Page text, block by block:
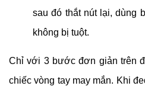
sau đó thắt nút lại, dùng
không bị tuột.
Chỉ với 3 bước đơn giản trên
chiếc vòng tay may mắn. Khi